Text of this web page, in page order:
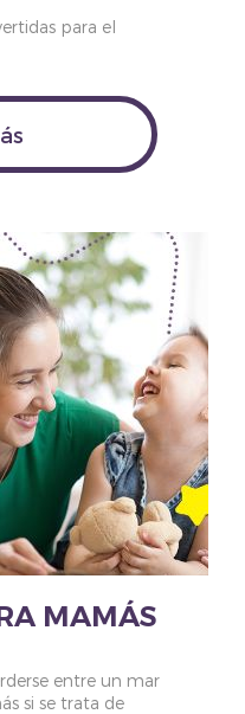
para el
MAMÁS
entre un mar
si se trata de